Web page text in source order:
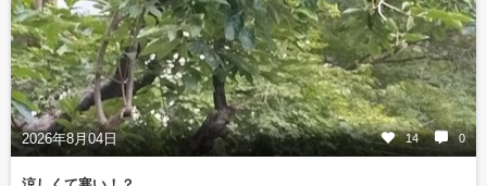
2026年8月04日 14 0